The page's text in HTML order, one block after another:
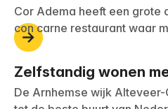
Cor Adema heeft een grote
con carne restaurant waar
kunnen eten, maar ook eten
Zelfstandig wonen
begeleiding aan de
De Arnhemse wijk